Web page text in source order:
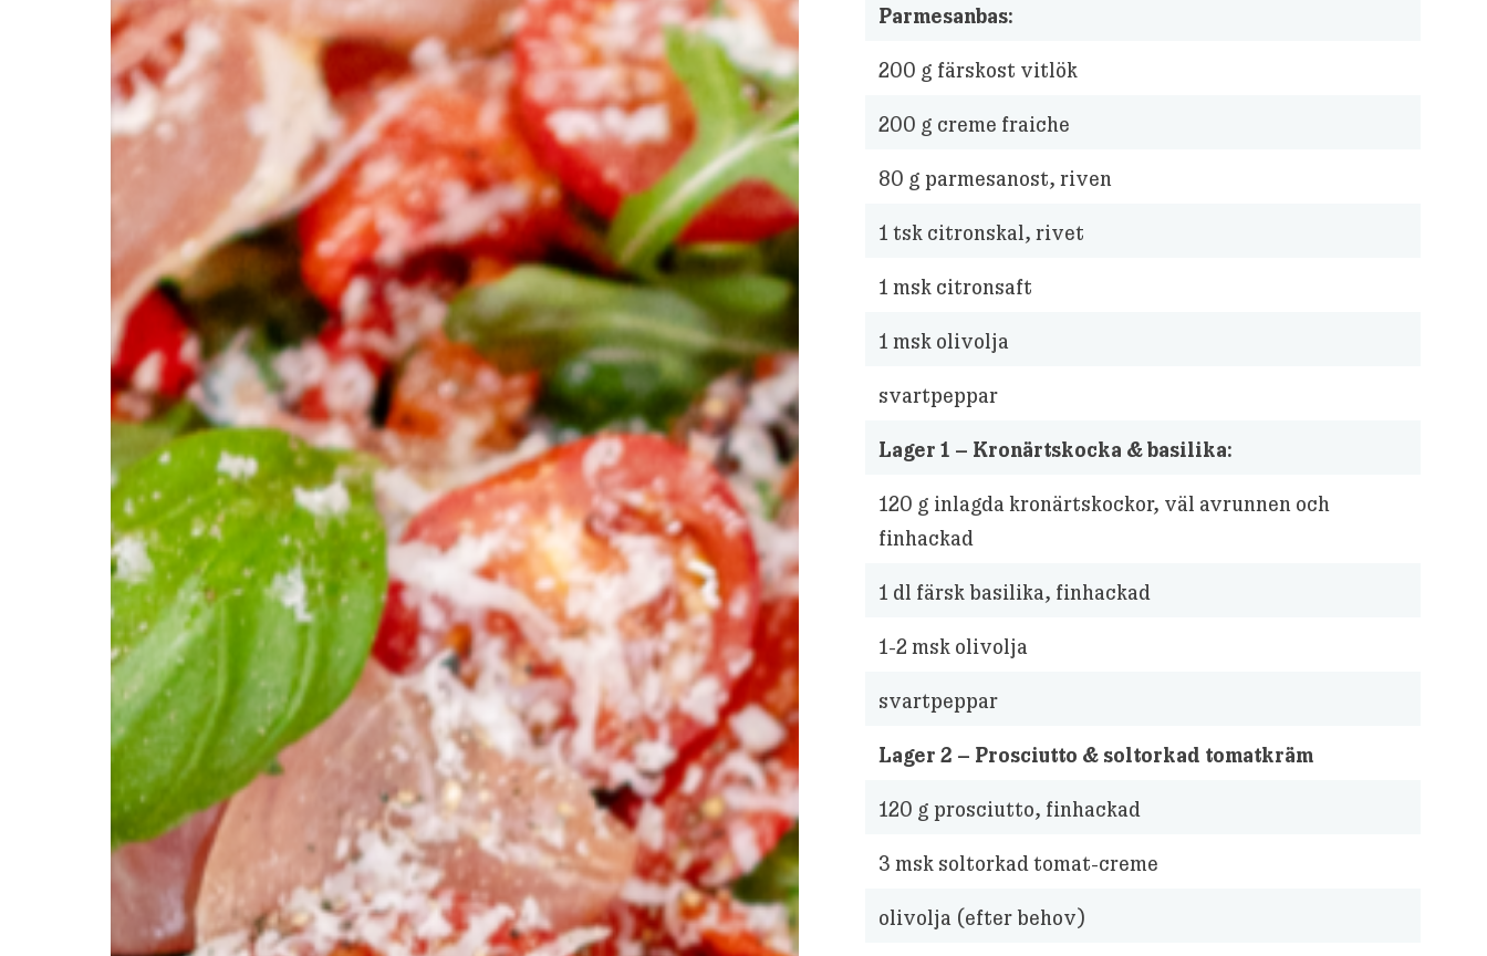
Parmesanbas:
200 g färskost vitlök
200 g creme fraiche
80 g parmesanost, riven
1 tsk citronskal, rivet
1 msk citronsaft
1 msk olivolja
svartpeppar
Lager 1 – Kronärtskocka & basilika:
120 g inlagda kronärtskockor, väl avrunnen och
finhackad
1 dl färsk basilika, finhackad
1-2 msk olivolja
svartpeppar
Lager 2 – Prosciutto & soltorkad tomatkräm
120 g prosciutto, finhackad
3 msk soltorkad tomat-creme
olivolja (efter behov)